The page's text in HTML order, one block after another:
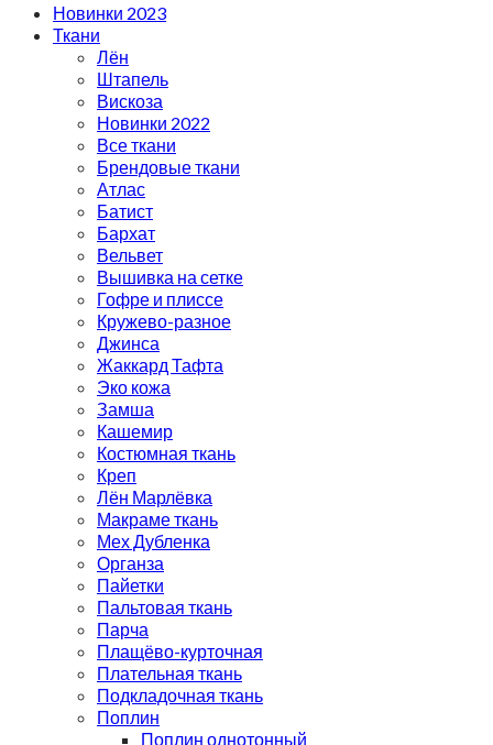
Новинки 2023
Ткани
Лён
Штапель
Вискоза
Новинки 2022
Все ткани
Брендовые ткани
Атлас
Батист
Бархат
Вельвет
Вышивка на сетке
Гофре и плиссе
Кружево-разное
Джинса
Жаккард Тафта
Эко кожа
Замша
Кашемир
Костюмная ткань
Креп
Лён Марлёвка
Макраме ткань
Мех Дубленка
Органза
Пайетки
Пальтовая ткань
Парча
Плащёво-курточная
Плательная ткань
Подкладочная ткань
Поплин
Поплин однотонный